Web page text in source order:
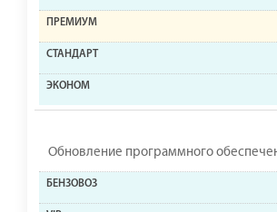
Обновление программного